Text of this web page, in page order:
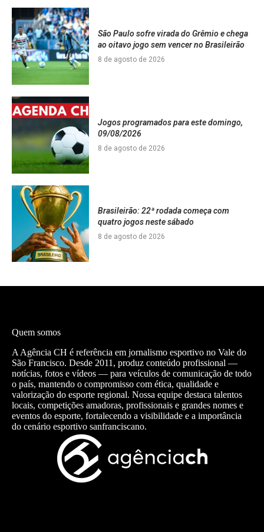
São Paulo sofre virada do Grêmio e chega
ao oitavo jogo sem vencer no Brasileirão
8 de agosto de 2026
Jogos programados para este domingo,
09/08/2026
8 de agosto de 2026
Brasileirão: 22ª rodada começa com
quatro jogos neste sábado
8 de agosto de 2026
Quem somos
A Agência CH é referência em jornalismo esportivo no Vale do
São Francisco. Desde 2011, produz conteúdo profissional —
notícias, fotos e vídeos — para veículos de comunicação de todo
o país, mantendo o compromisso com ética, qualidade e
valorização do esporte regional. Nossa equipe destaca talentos
locais, competições amadoras, profissionais e grandes nomes e
eventos do esporte, fortalecendo a visibilidade e a importância
do cenário esportivo sanfranciscano.